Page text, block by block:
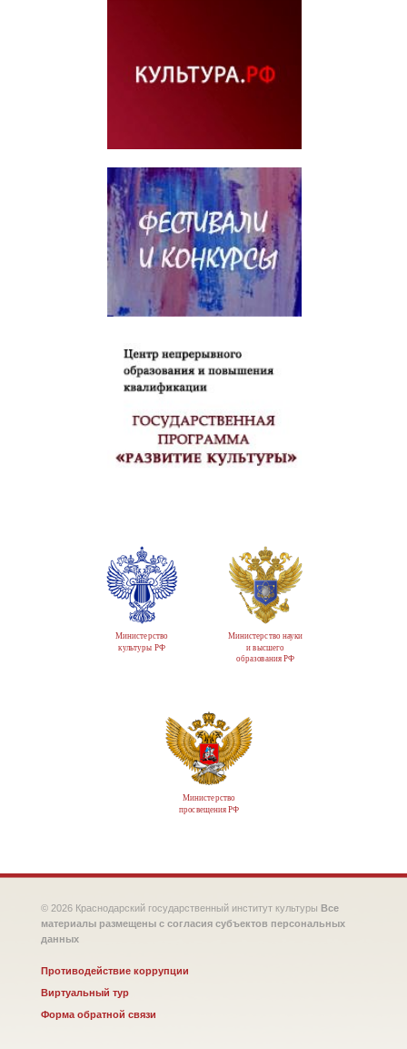
Министерство
культуры РФ
Министерство науки
и высшего
образования РФ
Министерство
просвещения РФ
© 2026 Краснодарский государственный институт культуры Все
материалы размещены с согласия субъектов персональных
данных
Противодействие коррупции
Виртуальный тур
Форма обратной связи